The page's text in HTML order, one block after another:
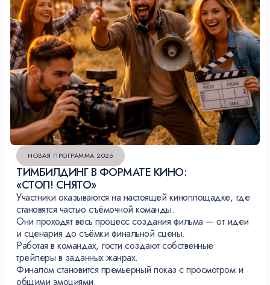
НОВАЯ ПРОГРАММА 2026
ТИМБИЛДИНГ В ФОРМАТЕ КИНО:
«СТОП! СНЯТО»
Участники оказываются на настоящей киноплощадке, где
становятся частью съёмочной команды.
Они проходят весь процесс создания фильма — от идеи
и сценария до съёмки финальной сцены.
Работая в командах, гости создают собственные
трейлеры в заданных жанрах.
Финалом становится премьерный показ с просмотром и
общими эмоциями.